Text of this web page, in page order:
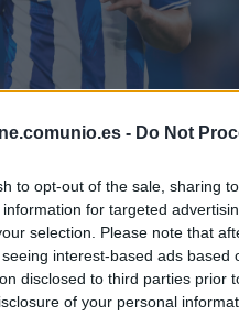
- Do Not
to opt-out of the sale, sharing
for targeted
selection. Please note that
interest-based ads
disclosed to third parties prior
of your personal
y a continuación os
una inversión